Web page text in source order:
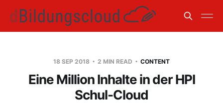
18 SEP 2018 2 MIN READ CONTENT
Eine Million Inhalte in der HPI
Schul-Cloud